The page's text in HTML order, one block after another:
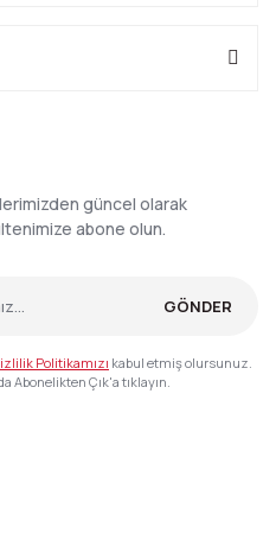
güncel olarak
abone olun.
GÖNDER
Politikamızı kabul etmiş olursunuz.
Abonelikten Çık'a tıklayın.